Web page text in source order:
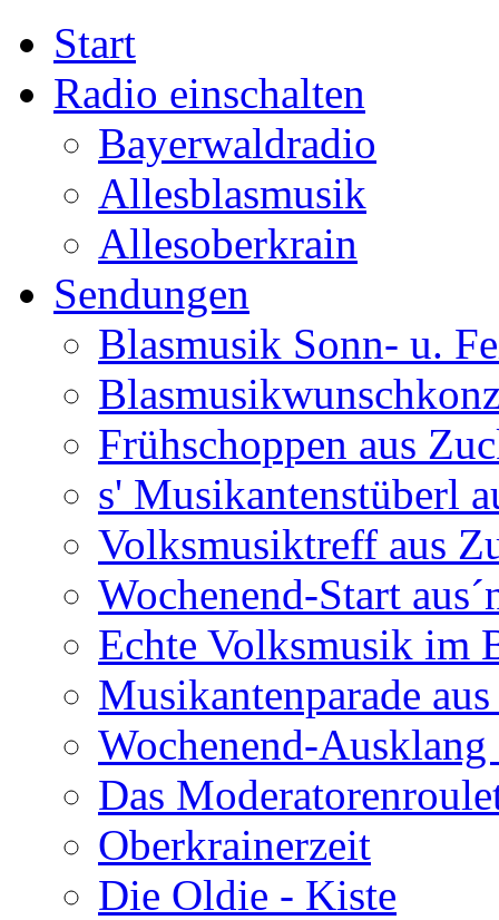
Start
Radio einschalten
Bayerwaldradio
Allesblasmusik
Allesoberkrain
Sendungen
Blasmusik Sonn- u.
Frühschoppen aus
s' Musikantenstüberl
Volksmusiktreff aus
Wochenend-Start
Echte Volksmusik im
Musikantenparade
Wochenend-
Das
Oberkrainerzeit
Die Oldie - Kiste